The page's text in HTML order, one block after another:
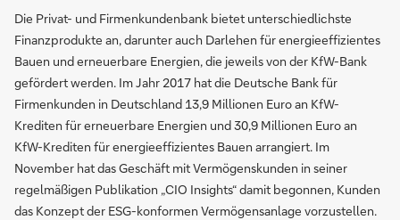
Die Privat- und Firmenkundenbank bietet unterschiedlichste
Finanzprodukte an, darunter auch Darlehen für energieeffizientes
Bauen und erneuerbare Energien, die jeweils von der KfW-Bank
gefördert werden. Im Jahr 2017 hat die Deutsche Bank für
Firmenkunden in Deutschland 13,9 Millionen Euro an KfW-
Krediten für erneuerbare Energien und 30,9 Millionen Euro an
KfW-Krediten für energieeffizientes Bauen arrangiert. Im
November hat das Geschäft mit Vermögenskunden in seiner
regelmäßigen Publikation „CIO Insights“ damit begonnen, Kunden
das Konzept der ESG-konformen Vermögensanlage vorzustellen.